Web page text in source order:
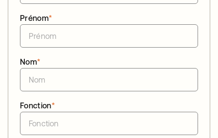
*
Prénom
*
Nom
*
Fonction